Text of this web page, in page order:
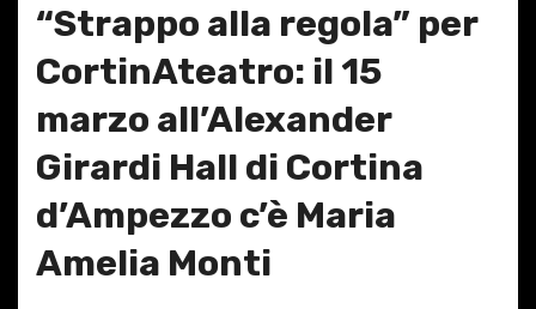
“Strappo alla regola” per
CortinAteatro: il 15
marzo all’Alexander
Girardi Hall di Cortina
d’Ampezzo c’è Maria
Amelia Monti